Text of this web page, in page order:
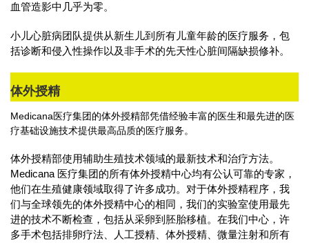
血管造影中几乎为零。
小儿心脏病团队提供从新生儿到所有儿童年龄的医疗服务，包
括诊断和侵入性操作以及非手术的先天性心脏间隔缺损修补。
体外授精
Medicana医疗集团的体外授精部凭借经验丰富的医生和最先进的医
疗基础设施技术提供最高品质的医疗服务。
体外授精部使用辅助生殖技术领域的最新技术和治疗方法。
Medicana 医疗集团的所有体外授精中心均有公认可靠的专家，
他们在生殖健康领域取得了许多成功。对于体外授精程序，我
们与全球领先的体外授精中心的相同，我们的实验室使用最先
进的技术不断检查，包括从采卵到胚胎移植。在我们中心，许
多手术包括排卵疗法、人工授精、体外授精、微量注射和所有